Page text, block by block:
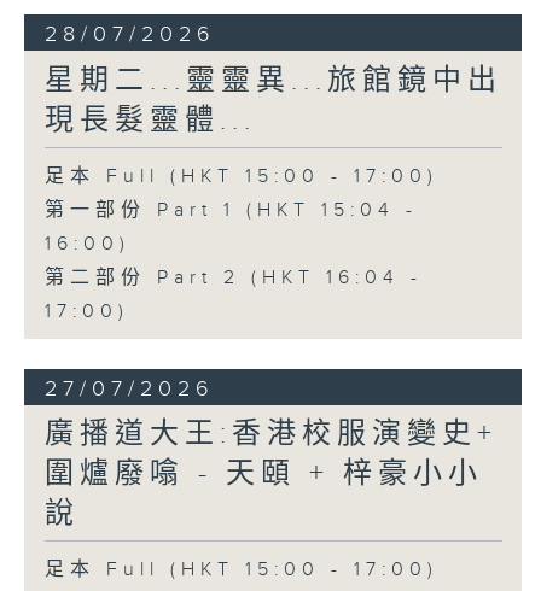
28/07/2026
星期二...靈靈異...旅館鏡中出
現長髮靈體...
足本 Full (HKT 15:00 - 17:00)
第一部份 Part 1 (HKT 15:04 -
16:00)
第二部份 Part 2 (HKT 16:04 -
17:00)
27/07/2026
廣播道大王:香港校服演變史+
圍爐廢噏 - 天頤 + 梓豪小小
說
足本 Full (HKT 15:00 - 17:00)